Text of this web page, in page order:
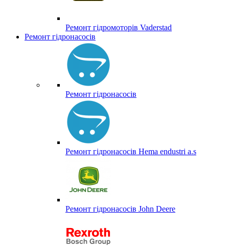
Ремонт гідромоторів Vaderstad
Ремонт гідронасосів
Ремонт гідронасосів
Ремонт гідронасосів Hema endustri a.s
Ремонт гідронасосів John Deere